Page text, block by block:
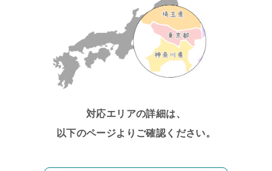
対応エリアの詳細は、
以下のページよりご確認ください。